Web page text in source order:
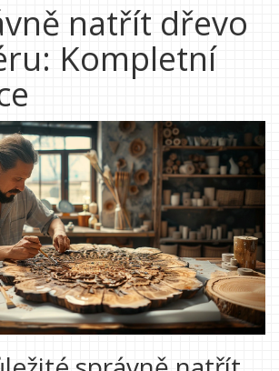
natřít dřevo
Kompletní